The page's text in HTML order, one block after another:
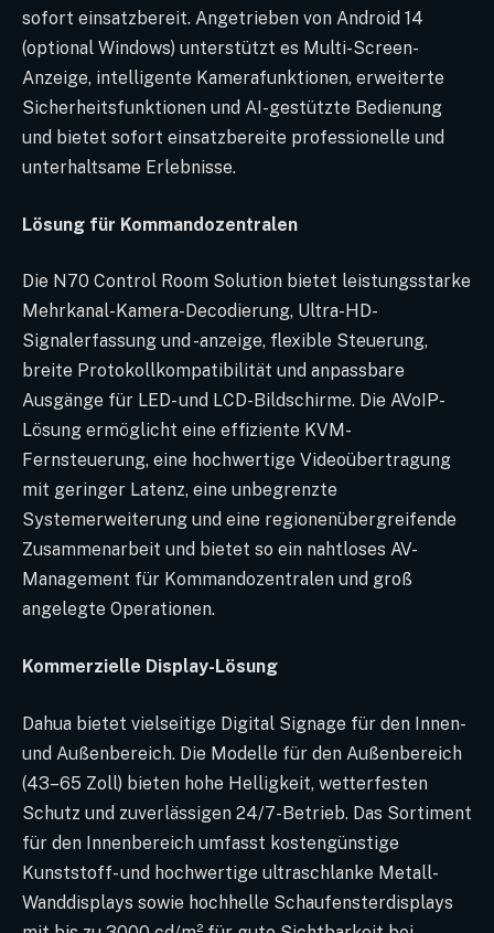
sofort einsatzbereit. Angetrieben von Android 14
(optional Windows) unterstützt es Multi-Screen-
Anzeige, intelligente Kamerafunktionen, erweiterte
Sicherheitsfunktionen und AI-gestützte Bedienung
und bietet sofort einsatzbereite professionelle und
unterhaltsame Erlebnisse.
Lösung für Kommandozentralen
Die N70 Control Room Solution bietet leistungsstarke
Mehrkanal-Kamera-Decodierung, Ultra-HD-
Signalerfassung und -anzeige, flexible Steuerung,
breite Protokollkompatibilität und anpassbare
Ausgänge für LED- und LCD-Bildschirme. Die AVoIP-
Lösung ermöglicht eine effiziente KVM-
Fernsteuerung, eine hochwertige Videoübertragung
mit geringer Latenz, eine unbegrenzte
Systemerweiterung und eine regionenübergreifende
Zusammenarbeit und bietet so ein nahtloses AV-
Management für Kommandozentralen und groß
angelegte Operationen.
Kommerzielle Display-Lösung
Dahua bietet vielseitige Digital Signage für den Innen-
und Außenbereich. Die Modelle für den Außenbereich
(43–65 Zoll) bieten hohe Helligkeit, wetterfesten
Schutz und zuverlässigen 24/7-Betrieb. Das Sortiment
für den Innenbereich umfasst kostengünstige
Kunststoff- und hochwertige ultraschlanke Metall-
Wanddisplays sowie hochhelle Schaufensterdisplays